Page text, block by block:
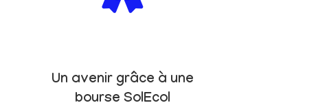
Un avenir grâce à une
bourse SolEcol